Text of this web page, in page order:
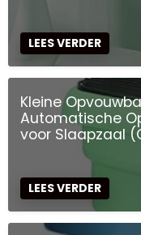
LEES VERDER
Kleine
Automatische
voor Slaapzaal
LEES VERDER